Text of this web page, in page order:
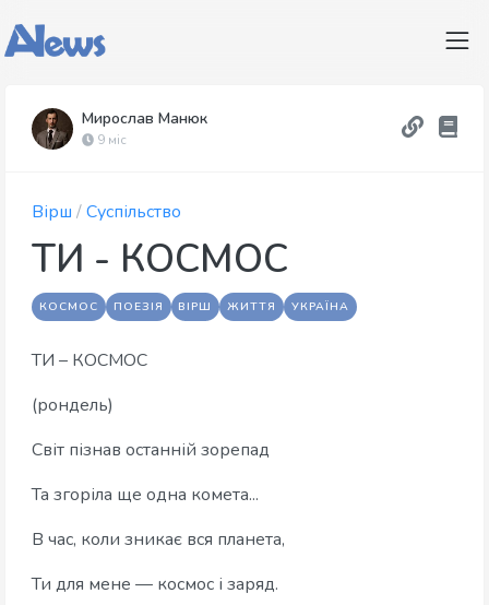
Мирослав Манюк
9 міс
Вірш /Суспільство
ТИ - КОСМОС
КОСМОС ПОЕЗІЯ ВІРШ ЖИТТЯ УКРАЇНА
ТИ – КОСМОС
(рондель)
Світ пізнав останній зорепад
Та згоріла ще одна комета...
В час, коли зникає вся планета,
Ти для мене — космос і заряд.